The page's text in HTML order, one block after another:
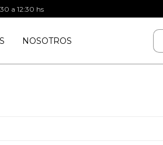
NOSOTROS
a 12:30 hs